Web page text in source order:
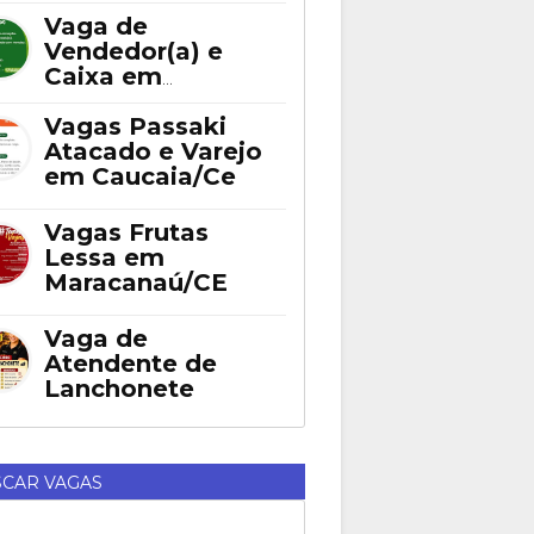
Vaga de
Vendedor(a) e
Caixa em
Vagas Passaki
Atacado e Varejo
em Caucaia/Ce
Vagas Frutas
Lessa em
Maracanaú/CE
Vaga de
Atendente de
Lanchonete
VAGAS